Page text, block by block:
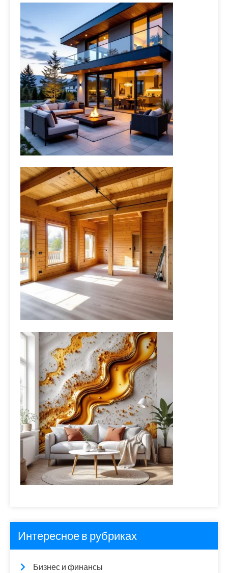
Интересное в рубриках
Бизнес и финансы